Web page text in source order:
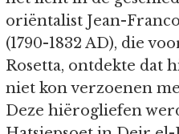
oriëntalist Jean-
(1790-1832 AD), die
Rosetta, ontdekte dat
niet kon verzoenen
Deze hiërogliefen